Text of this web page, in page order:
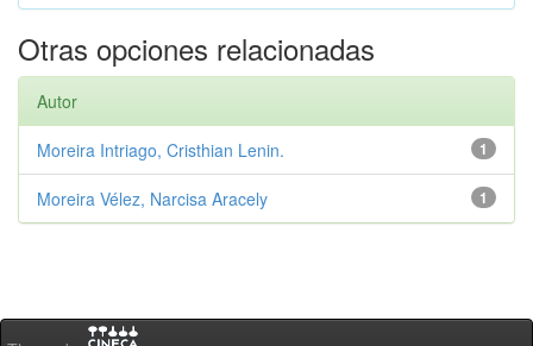
Otras opciones relacionadas
Autor
1
Moreira Intriago, Cristhian Lenin.
1
Moreira Vélez, Narcisa Aracely